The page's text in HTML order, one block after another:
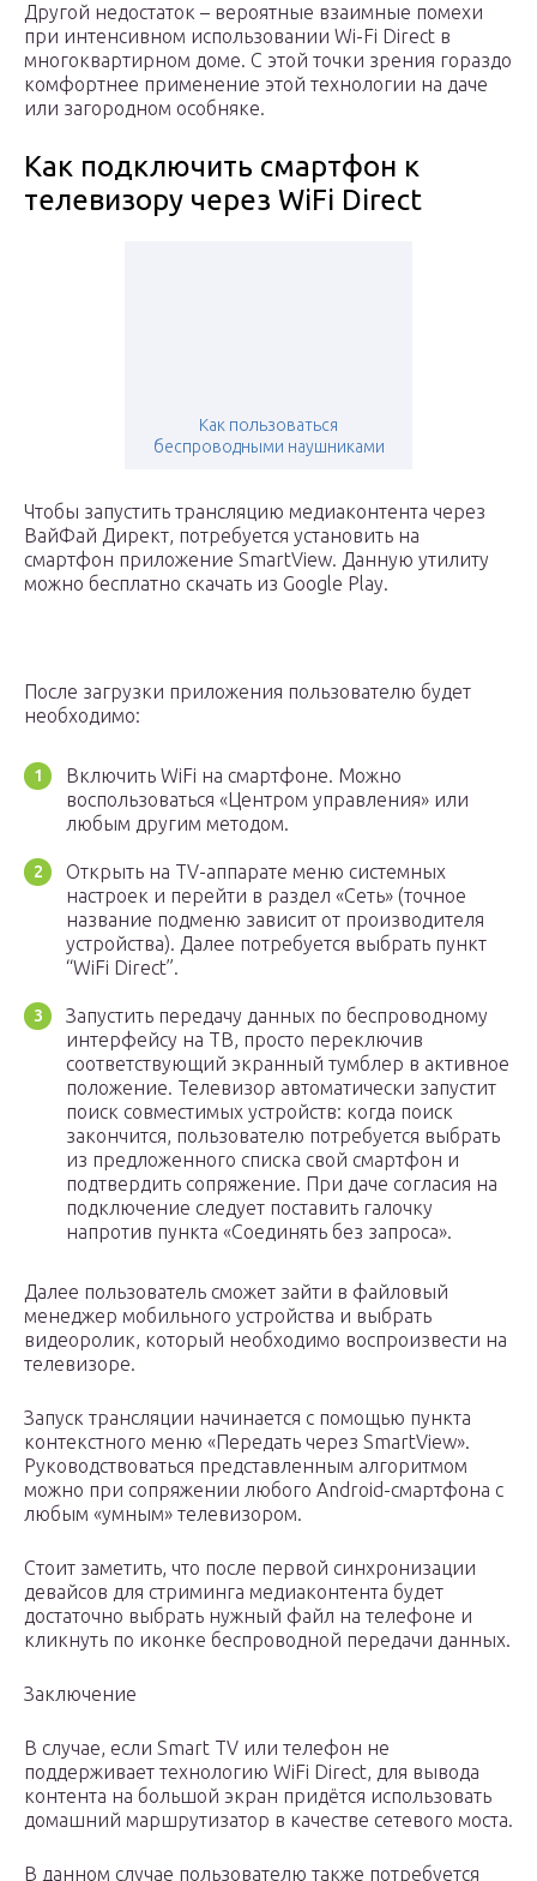
Другой недостаток – вероятные взаимные помехи
при интенсивном использовании Wi-Fi Direct в
многоквартирном доме. С этой точки зрения гораздо
комфортнее применение этой технологии на даче
или загородном особняке.
Как подключить смартфон к
телевизору через WiFi Direct
Как пользоваться
беспроводными наушниками
Чтобы запустить трансляцию медиаконтента через
ВайФай Директ, потребуется установить на
смартфон приложение SmartView. Данную утилиту
можно бесплатно скачать из Google Play.
После загрузки приложения пользователю будет
необходимо:
Включить WiFi на смартфоне. Можно
воспользоваться «Центром управления» или
любым другим методом.
Открыть на TV-аппарате меню системных
настроек и перейти в раздел «Сеть» (точное
название подменю зависит от производителя
устройства). Далее потребуется выбрать пункт
“WiFi Direct”.
Запустить передачу данных по беспроводному
интерфейсу на TB, просто переключив
соответствующий экранный тумблер в активное
положение. Телевизор автоматически запустит
поиск совместимых устройств: когда поиск
закончится, пользователю потребуется выбрать
из предложенного списка свой смартфон и
подтвердить сопряжение. При даче согласия на
подключение следует поставить галочку
напротив пункта «Соединять без запроса».
Далее пользователь сможет зайти в файловый
менеджер мобильного устройства и выбрать
видеоролик, который необходимо воспроизвести на
телевизоре.
Запуск трансляции начинается с помощью пункта
контекстного меню «Передать через SmartView».
Руководствоваться представленным алгоритмом
можно при сопряжении любого Android-смартфона с
любым «умным» телевизором.
Стоит заметить, что после первой синхронизации
девайсов для стриминга медиаконтента будет
достаточно выбрать нужный файл на телефоне и
кликнуть по иконке беспроводной передачи данных.
Заключение
В случае, если Smart TV или телефон не
поддерживает технологию WiFi Direct, для вывода
контента на большой экран придётся использовать
домашний маршрутизатор в качестве сетевого моста.
В данном случае пользователю также потребуется